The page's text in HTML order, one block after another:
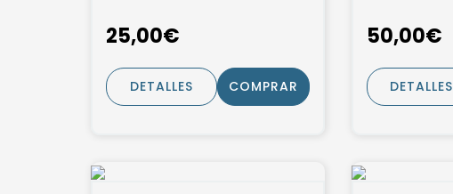
25,00€
DETALLES COMPRAR
50,00€
DETALLES